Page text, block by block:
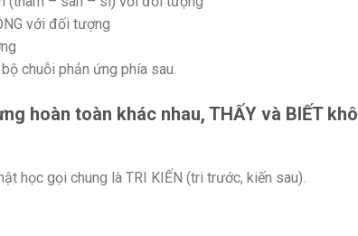
với đối tượng
chuỗi phản ứng phía sau.
hoàn toàn khác nhau, THẤY và BIẾT
học gọi chung là TRI KIẾN (tri trước, kiến sau).